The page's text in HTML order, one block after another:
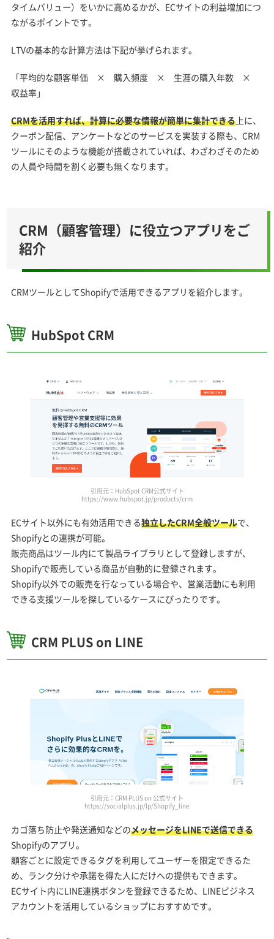
タイムバリュー）をいかに高めるかが、ECサイトの利益増加につ
ながるポイントです。
LTVの基本的な計算方法は下記が挙げられます。
「平均的な顧客単価 × 購入頻度 × 生涯の購入年数 ×
収益率」
CRMを活用すれば、計算に必要な情報が簡単に集計できる上に、
クーポン配信、アンケートなどのサービスを実装する際も、CRM
ツールにそのような機能が搭載されていれば、わざわざそのため
の人員や時間を割く必要も無くなります。
CRM（顧客管理）に役立つアプリをご
紹介
CRMツールとしてShopifyで活用できるアプリを紹介します。
HubSpot CRM
引用元：HubSpot CRM公式サイト
https://www.hubspot.jp/products/crm
ECサイト以外にも有効活用できる独立したCRM全般ツールで、
Shopifyとの連携が可能。
販売商品はツール内にて製品ライブラリとして登録しますが、
Shopifyで販売している商品が自動的に登録されます。
Shopify以外での販売を行なっている場合や、営業活動にも利用
できる支援ツールを探しているケースにぴったりです。
CRM PLUS on LINE
引用元：CRM PLUS on 公式サイト
https://socialplus.jp/lp/Shopify_line
カゴ落ち防止や発送通知などのメッセージをLINEで送信できる
Shopifyのアプリ。
顧客ごとに設定できるタグを利用してユーザーを限定できるた
め、ランク分けや承諾を得た人にだけへの提供もできます。
ECサイト内にLINE連携ボタンを登録できるため、LINEビジネス
アカウントを活用しているショップにおすすめです。